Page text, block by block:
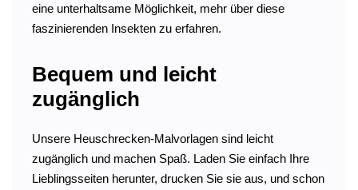
eine unterhaltsame Möglichkeit, mehr über diese
faszinierenden Insekten zu erfahren.
Bequem und leicht
zugänglich
Unsere Heuschrecken-Malvorlagen sind leicht
zugänglich und machen Spaß. Laden Sie einfach Ihre
Lieblingsseiten herunter, drucken Sie sie aus, und schon